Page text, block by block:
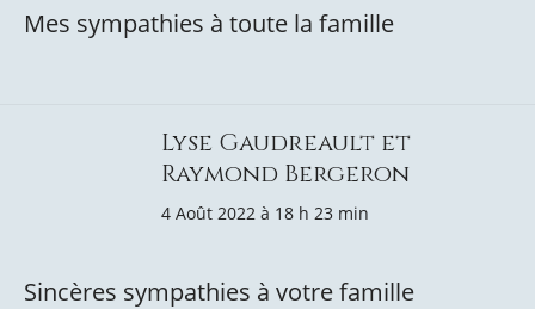
Mes sympathies à toute la famille
Lyse Gaudreault et
Raymond Bergeron
4 Août 2022 à 18 h 23 min
Sincères sympathies à votre famille